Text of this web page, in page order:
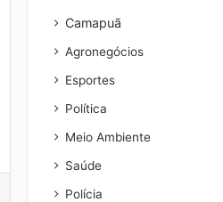
Camapuã
Agronegócios
Esportes
Política
Meio Ambiente
Saúde
Polícia